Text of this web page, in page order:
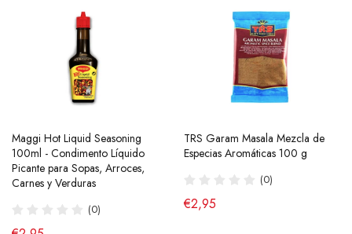
Maggi Hot Liquid Seasoning
100ml - Condimento Líquido
Picante para Sopas, Arroces,
Carnes y Verduras
(0)
TRS Garam Masala Mezcla de
Especias Aromáticas 100 g
(0)
€2,95
Ramen Buldak Carbonara
Coreano (Halal) 130g SamYang
(40)
Salsa de Chili Crujiente 210g
Laoganma
(43)
€4,95